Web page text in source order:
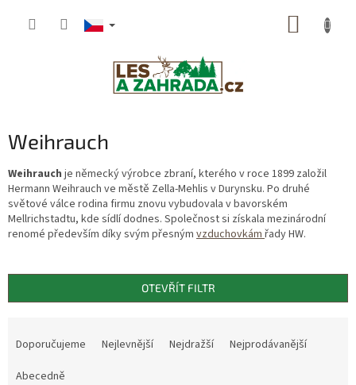
Weihrauch
Weihrauch je německý výrobce zbraní, kterého v roce 1899 založil
Hermann Weihrauch ve městě Zella-Mehlis v Durynsku. Po druhé
světové válce rodina firmu znovu vybudovala v bavorském
Mellrichstadtu, kde sídlí dodnes. Společnost si získala mezinárodní
renomé především díky svým přesným vzduchovkám řady HW.
OTEVŘÍT FILTR
Doporučujeme Nejlevnější Nejdražší
Nejprodávanější
Abecedně